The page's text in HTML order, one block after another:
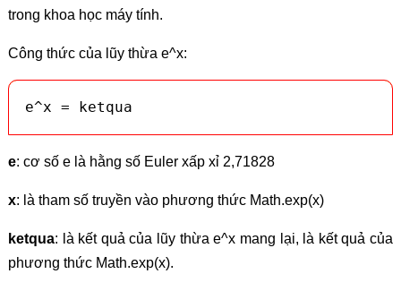
trong khoa học máy tính.
Công thức của lũy thừa e^x:
e^x = ketqua
e: cơ số e là hằng số Euler xấp xỉ 2,71828
x: là tham số truyền vào phương thức Math.exp(x)
ketqua: là kết quả của lũy thừa e^x mang lại, là kết quả của
phương thức Math.exp(x).